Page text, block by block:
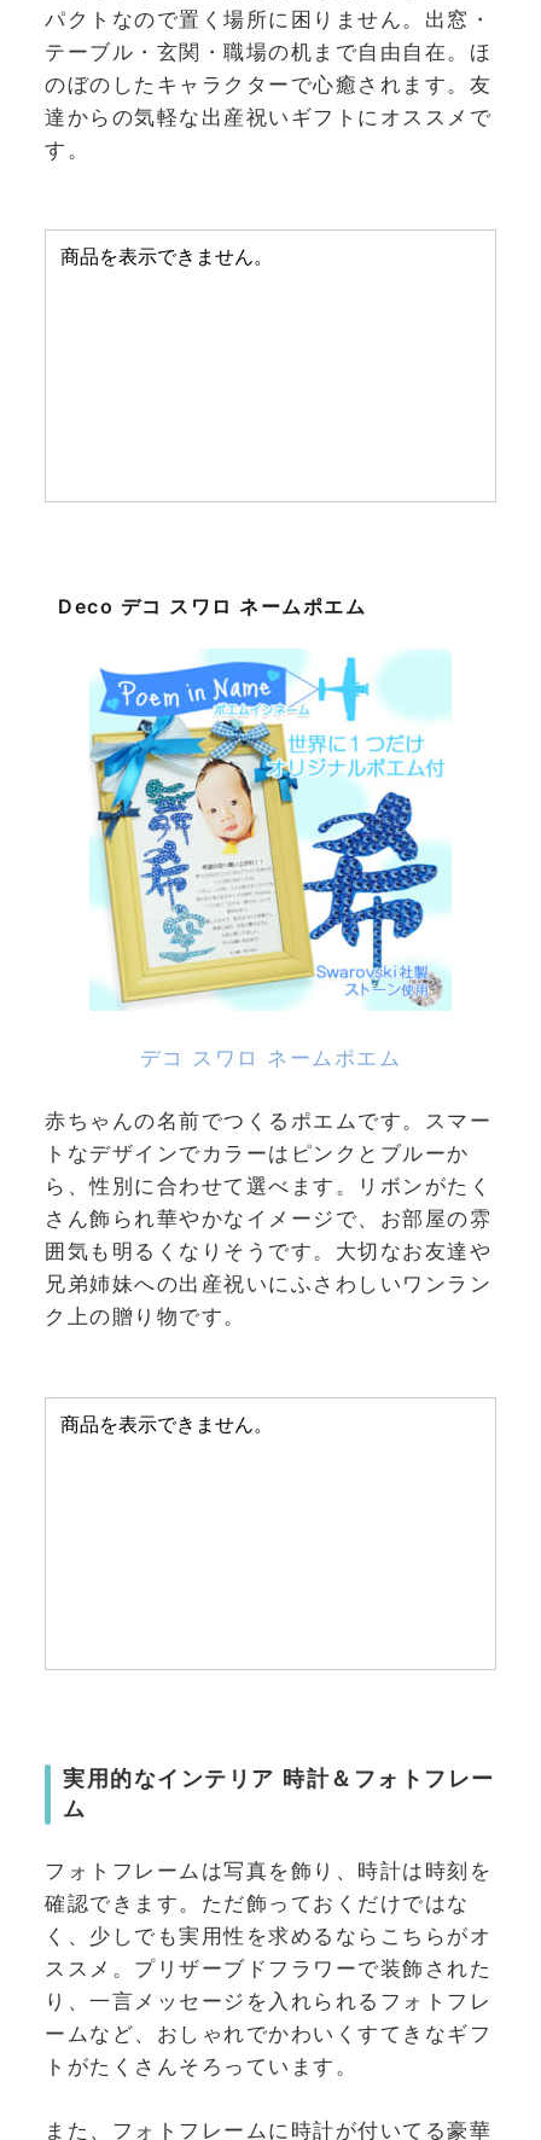
パクトなので置く場所に困りません。出窓・
テーブル・玄関・職場の机まで自由自在。ほ
のぼのしたキャラクターで心癒されます。友
達からの気軽な出産祝いギフトにオススメで
す。
Deco デコ スワロ ネームポエム
デコ スワロ ネームポエム
赤ちゃんの名前でつくるポエムです。スマー
トなデザインでカラーはピンクとブルーか
ら、性別に合わせて選べます。リボンがたく
さん飾られ華やかなイメージで、お部屋の雰
囲気も明るくなりそうです。大切なお友達や
兄弟姉妹への出産祝いにふさわしいワンラン
ク上の贈り物です。
実用的なインテリア 時計＆フォトフレー
ム
フォトフレームは写真を飾り、時計は時刻を
確認できます。ただ飾っておくだけではな
く、少しでも実用性を求めるならこちらがオ
ススメ。プリザーブドフラワーで装飾された
り、一言メッセージを入れられるフォトフレ
ームなど、おしゃれでかわいくすてきなギフ
トがたくさんそろっています。
また、フォトフレームに時計が付いてる豪華